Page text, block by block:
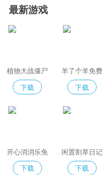
最新游戏
植物大战僵尸
2免费版
下载
羊了个羊免费
下载
开心消消乐免
费版
下载
闲置割草日记
下载